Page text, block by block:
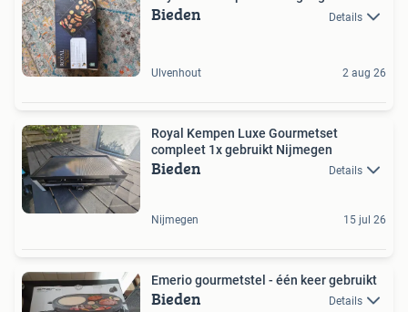
Bieden Details
Ulvenhout 2 aug 26
Royal Kempen Luxe Gourmetset
compleet 1x gebruikt Nijmegen
Bieden Details
Nijmegen 15 jul 26
Emerio gourmetstel - één keer gebruikt
Bieden Details